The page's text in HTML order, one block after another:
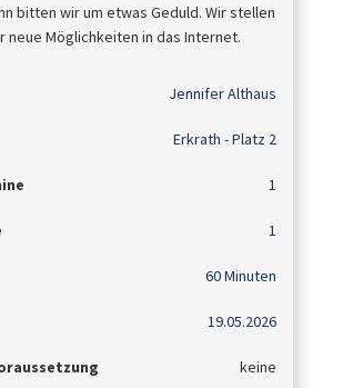
bitten wir um etwas Geduld. Wir stellen
neue Möglichkeiten in das Internet.
Jennifer Althaus
Erkrath - Platz 2
1
1
60 Minuten
19.05.2026
keine